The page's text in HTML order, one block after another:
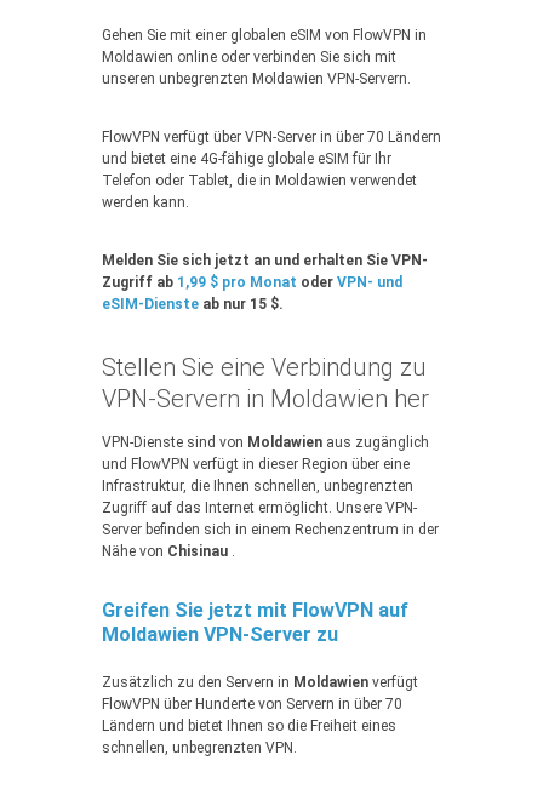
Gehen Sie mit einer globalen eSIM von FlowVPN in
Moldawien online oder verbinden Sie sich mit
unseren unbegrenzten Moldawien VPN-Servern.
FlowVPN verfügt über VPN-Server in über 70 Ländern
und bietet eine 4G-fähige globale eSIM für Ihr
Telefon oder Tablet, die in Moldawien verwendet
werden kann.
Melden Sie sich jetzt an und erhalten Sie VPN-
Zugriff ab 1,99 $ pro Monat oder VPN- und
eSIM-Dienste ab nur 15 $.
Stellen Sie eine Verbindung zu
VPN-Servern in Moldawien her
VPN-Dienste sind von Moldawien aus zugänglich
und FlowVPN verfügt in dieser Region über eine
Infrastruktur, die Ihnen schnellen, unbegrenzten
Zugriff auf das Internet ermöglicht. Unsere VPN-
Server befinden sich in einem Rechenzentrum in der
Nähe von Chisinau .
Greifen Sie jetzt mit FlowVPN auf
Moldawien VPN-Server zu
Zusätzlich zu den Servern in Moldawien verfügt
FlowVPN über Hunderte von Servern in über 70
Ländern und bietet Ihnen so die Freiheit eines
schnellen, unbegrenzten VPN.